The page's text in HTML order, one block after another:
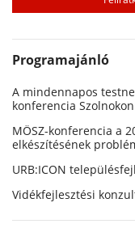
Programajánló
A mindennapos
konferencia Szolnokon
MÖSZ-konferencia a
elkészítésének
URB:ICON
Vidékfejlesztési